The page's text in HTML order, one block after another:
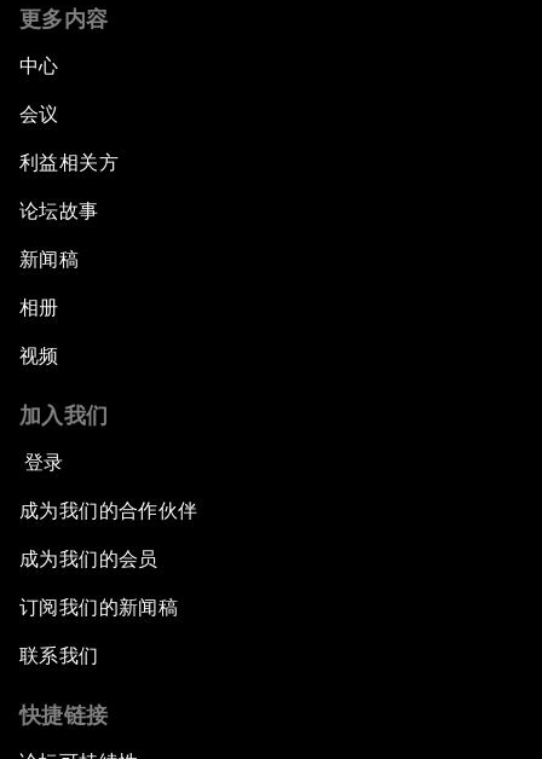
更多内容
中心
会议
利益相关方
论坛故事
新闻稿
相册
视频
加入我们
登录
成为我们的合作伙伴
成为我们的会员
订阅我们的新闻稿
联系我们
快捷链接